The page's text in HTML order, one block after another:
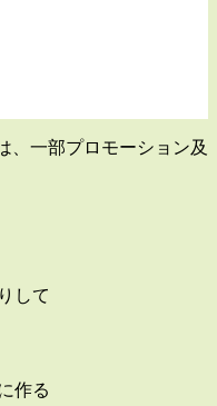
、一部プロモーション及
して
作る